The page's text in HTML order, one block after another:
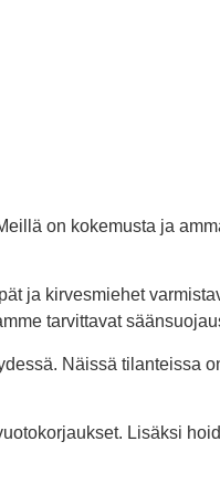
on kokemusta ja
ja kirvesmiehet
tarvittavat
Näissä tilanteissa
Lisäksi